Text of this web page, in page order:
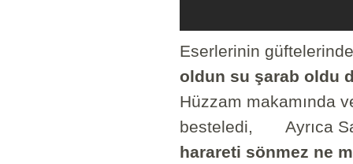
Eserlerinin
oldun su şarab oldu
Hüzzam makamında
besteledi, Ayrıca
harareti sönmez ne